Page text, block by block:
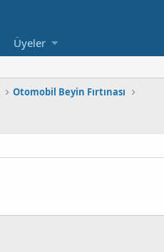
Üyeler
Otomobil Beyin Fırtınası